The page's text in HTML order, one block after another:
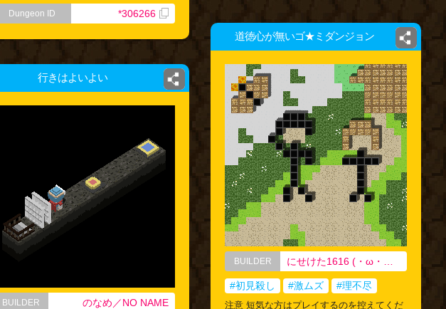
Dungeon ID *306266
道徳心が無いゴ★ミダンジョン
BUILDER
#初見殺し #激ムズ #理不尽
注意 短気な方はプレイするのを控えてくだ
行きはよいよい
BUILDER のなめ／NO NAME